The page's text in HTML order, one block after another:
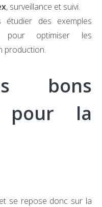
, surveillance et suivi.
des exemples
pour optimiser les
production.
bons
pour la
et se repose donc sur la